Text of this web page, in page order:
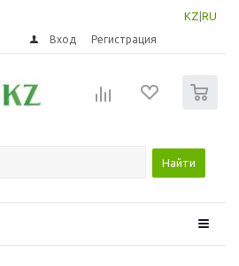
KZ RU
Вход Регистрация
Найти